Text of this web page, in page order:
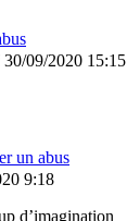
30/09/2020 15:15
un abus
9:18
d’imagination